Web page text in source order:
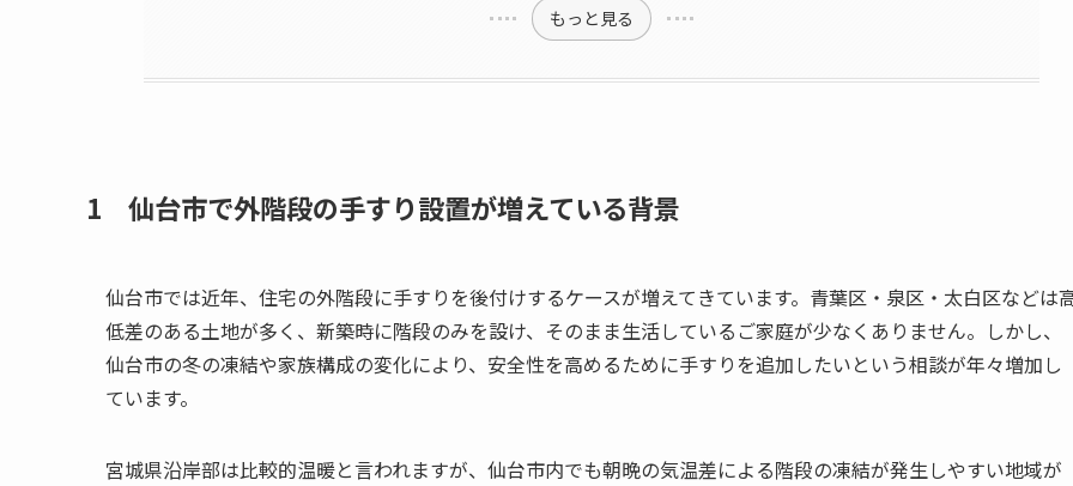
もっと見る
1 仙台市で外階段の手すり設置が増えている背景
仙台市では近年、住宅の外階段に手すりを後付けするケースが増えてきています。青葉区・泉区・太白区などは
低差のある土地が多く、新築時に階段のみを設け、そのまま生活しているご家庭が少なくありません。しかし、
仙台市の冬の凍結や家族構成の変化により、安全性を高めるために手すりを追加したいという相談が年々増加し
ています。
宮城県沿岸部は比較的温暖と言われますが、仙台市内でも朝晩の気温差による階段の凍結が発生しやすい地域が